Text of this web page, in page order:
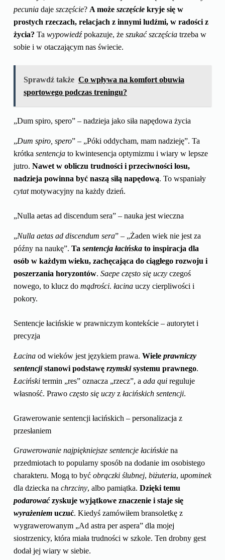
pecuniadaje szczęście? A może szczęściekryje się w
prostych rzeczach, relacjach z innymi ludźmi, w radości z
życia? Ta wypowiedźpokazuje, że szukać szczęściatrzeba w
sobie i w otaczającym nas świecie.
Sprawdź także Co wpływa na komfort obuwia
sportowego podczas treningu?
„Dum spiro, spero” – nadzieja jako siła napędowa życia
„Dum spiro, spero” – „Póki oddycham, mam nadzieję”. Ta
krótka sentencjato kwintesencja optymizmu i wiary w lepsze
jutro. Nawet w obliczu trudności i przeciwności losu,
nadzieja powinna być naszą siłą napędową. To wspaniały
cytatmotywacyjny na każdy dzień.
„Nulla aetas ad discendum sera” – nauka jest wieczna
„Nulla aetas ad discendum sera” – „Żaden wiek nie jest za
późny na naukę”. Ta sentencja łacińskato inspiracja dla
osób w każdym wieku, zachęcająca do ciągłego rozwoju i
poszerzania horyzontów. Saepe często się uczyczegoś
nowego, to klucz do mądrości. łacinauczy cierpliwości i
pokory.
Sentencje łacińskie w prawniczym kontekście – autorytet i
precyzja
Łacinaod wieków jest językiem prawa. Wiele prawniczy
sentencjistanowi podstawę rzymskisystemu prawnego.
Łacińskitermin „res” oznacza „rzecz”, a ada quireguluje
własność. Prawo często się uczyz łacińskich sentencji.
Grawerowanie sentencji łacińskich – personalizacja z
przesłaniem
Grawerowanie najpiękniejsze sentencje łacińskiena
przedmiotach to popularny sposób na dodanie im osobistego
charakteru. Mogą to być obrączki ślubnej, biżuteria, upominek
dla dziecka na chrzciny, albo pamiątka. Dzięki temu
podarowaćzyskuje wyjątkowe znaczenie i staje się
wyrażeniemuczuć. Kiedyś zamówiłem bransoletkę z
wygrawerowanym „Ad astra per aspera” dla mojej
siostrzenicy, która miała trudności w szkole. Ten drobny gest
dodał jej wiary w siebie.